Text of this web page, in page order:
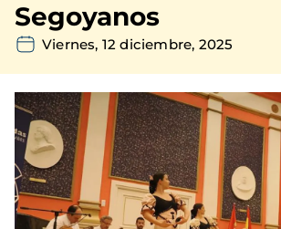
Segoyanos
Viernes, 12 diciembre, 2025